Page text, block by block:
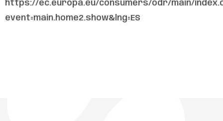
https://ec.europa.eu/consumers/odr/main/
event=main.home2.show&lng=ES